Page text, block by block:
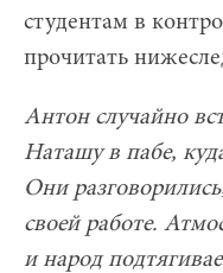
студентам в
прочитать
Антон случайно
Наташу в пабе,
Они
своей работе.
и народ